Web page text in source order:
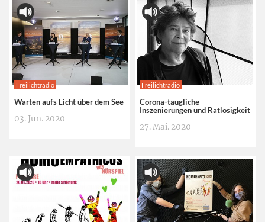
Freilichtradio
Warten aufs Licht über dem See
03. Jun. 2020
Freilichtradio
Corona-taugliche
Inszenierungen und Ratlosigkeit
27. Mai. 2020